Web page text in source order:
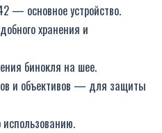
— основное устройство.
хранения и
бинокля на шее.
и объективов — для защиты